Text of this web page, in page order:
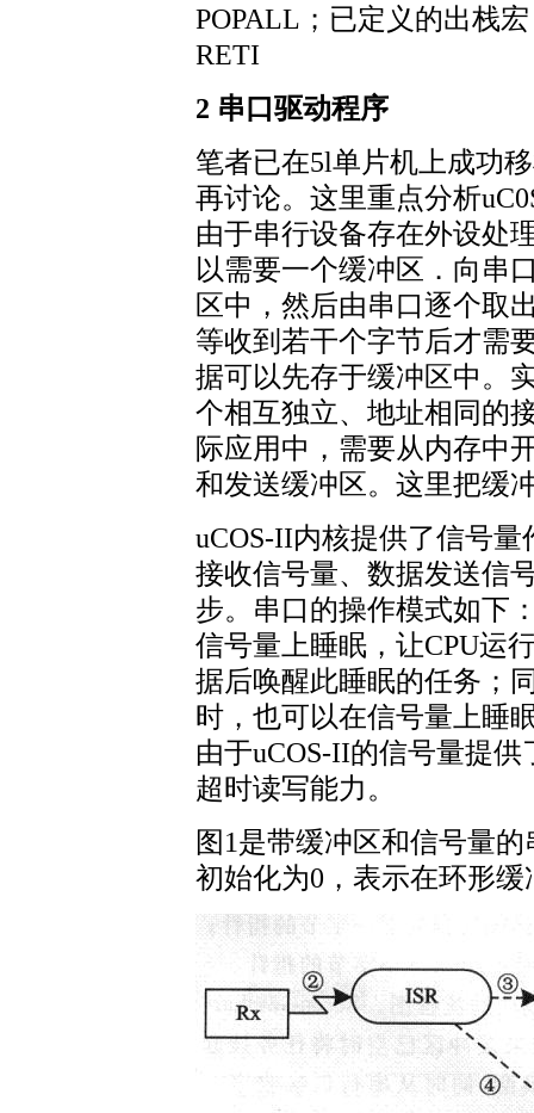
POPALL；已定义的出栈
RETI
2 串口驱动程序
笔者已在5l单片机上成功
再讨论。这里重点分析
由于串行设备存在外设处
以需要一个缓冲区．向串
区中，然后由串口逐个取
等收到若干个字节后才需
据可以先存于缓冲区中。
个相互独立、地址相同的
际应用中，需要从内存中
和发送缓冲区。这里把缓
uCOS-II内核提供了信号
接收信号量、数据发送信
步。串口的操作模式如下
信号量上睡眠，让CPU运
据后唤醒此睡眠的任务；
时，也可以在信号量上睡
由于uCOS-II的信号量提
超时读写能力。
图1是带缓冲区和信号量
初始化为0，表示在环形